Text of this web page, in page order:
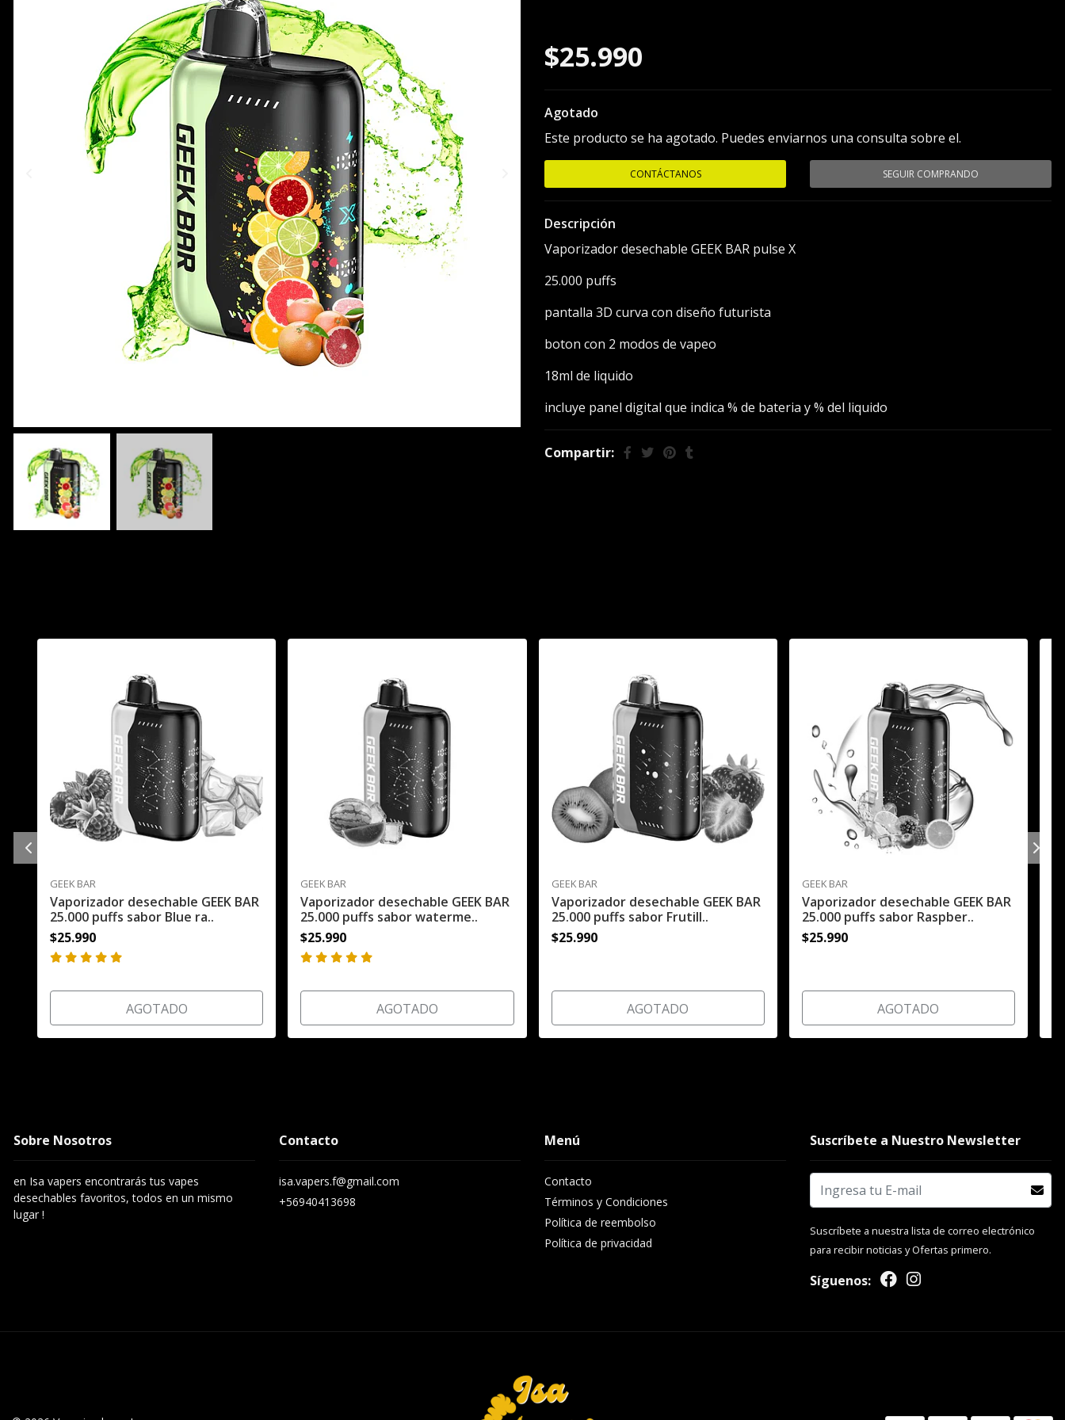
$25.990
Agotado
Este producto se ha agotado. Puedes enviarnos una consulta sobre el.
CONTÁCTANOS SEGUIR COMPRANDO
Descripción
Vaporizador desechable GEEK BAR pulse X
25.000 puffs
pantalla 3D curva con diseño futurista
boton con 2 modos de vapeo
18ml de liquido
incluye panel digital que indica % de bateria y % del liquido
Compartir:
GEEK BAR
Vaporizador desechable GEEK BAR
25.000 puffs sabor Blue ra..
$25.990
AGOTADO
GEEK BAR
Vaporizador desechable GEEK BAR
25.000 puffs sabor waterme..
$25.990
AGOTADO
GEEK BAR
Vaporizador desechable GEEK BAR
25.000 puffs sabor Frutill..
$25.990
AGOTADO
GEEK BAR
Vaporizador desechable GEEK BAR
25.000 puffs sabor Raspber..
$25.990
AGOTADO
Sobre Nosotros
en Isa vapers encontrarás tus vapes
desechables favoritos, todos en un mismo
lugar !
Contacto
isa.vapers.f@gmail.com
+56940413698
Menú
Contacto
Términos y Condiciones
Política de reembolso
Política de privacidad
Suscríbete a Nuestro Newsletter
Suscríbete a nuestra lista de correo electrónico
para recibir noticias y Ofertas primero.
Síguenos: